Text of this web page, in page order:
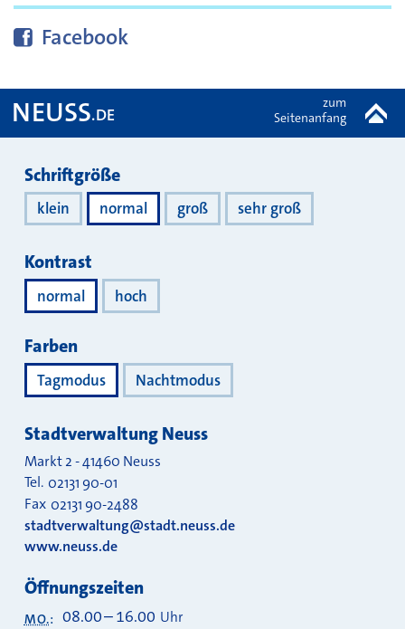
Diese Seite bei
Facebook
NEUSS.DE
zum
Seitenanfang
Darstellung
Schriftgröße
klein normal groß sehr groß
Kontrast
normal hoch
Farben
Tagmodus Nachtmodus
Stadtverwaltung Neuss
Markt 2-41460 Neuss
Tel. 02131 90-01
Fax 02131 90-2488
stadtverwaltung@stadt.neuss.de
www.neuss.de
Öffnungszeiten
MO.: 08.00–16.00 Uhr